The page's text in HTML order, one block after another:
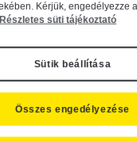
/ general / 2014.
tájékoztatja tisztelt
Hozamvédett Likviditási
34. pontja szerinti
01. és 2014.
Kérjük, engedélyezze
Részletes süti tájékoztató
Sütik beállítása
Összes engedélyezése